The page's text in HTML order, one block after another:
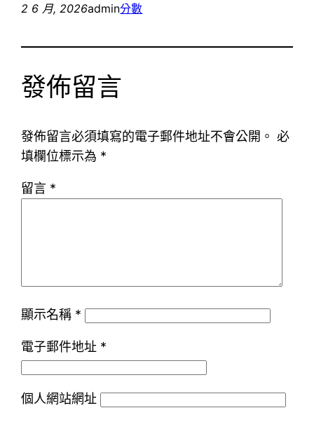
2 6 月, 2026admin分數
發佈留言
發佈留言必須填寫的電子郵件地址不會公開。 必
填欄位標示為 *
留言 *
顯示名稱 *
電子郵件地址 *
個人網站網址